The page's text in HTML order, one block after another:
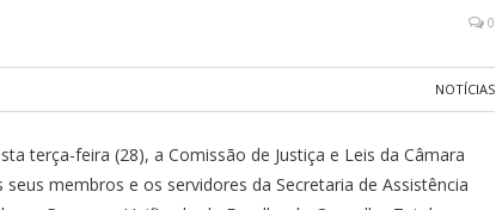
0
NOTÍCIAS
terça-feira (28), a Comissão de Justiça e Leis da Câmara
membros e os servidores da Secretaria de Assistência